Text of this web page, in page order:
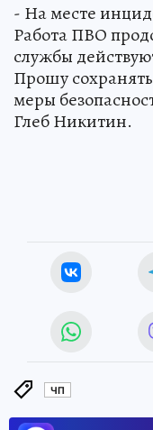
- На месте
Работа ПВО
службы
Прошу
меры
Глеб Никитин.
ЧП